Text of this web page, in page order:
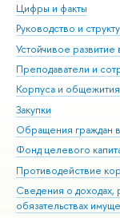
Цифры и факты
Руководство и
Устойчивое
Преподаватели и
Корпуса и общежития
Закупки
Обращения
Фонд целевого
Противодействие
Сведения о доходах,
обязательствах